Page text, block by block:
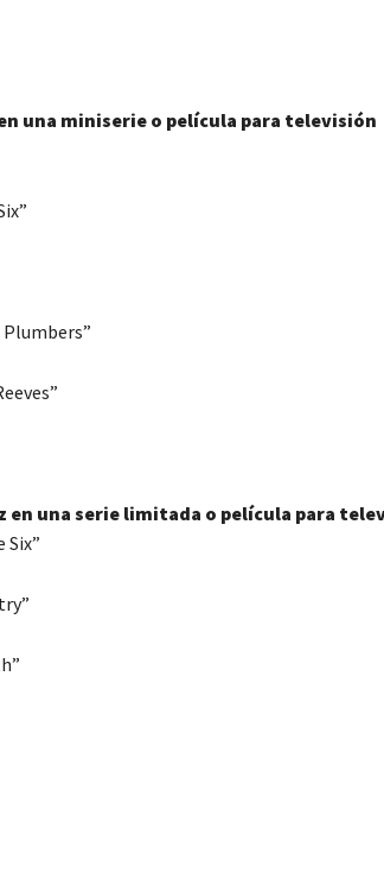
una miniserie o película para televisión
en una serie limitada o película para
Six”